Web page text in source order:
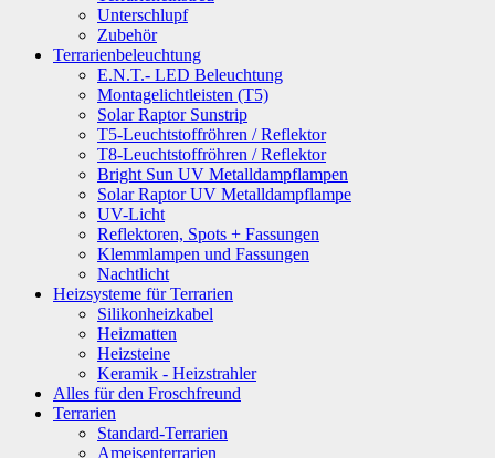
Unterschlupf
Zubehör
Terrarienbeleuchtung
E.N.T.- LED Beleuchtung
Montagelichtleisten (T5)
Solar Raptor Sunstrip
T5-Leuchtstoffröhren / Reflektor
T8-Leuchtstoffröhren / Reflektor
Bright Sun UV Metalldampflampen
Solar Raptor UV Metalldampflampe
UV-Licht
Reflektoren, Spots + Fassungen
Klemmlampen und Fassungen
Nachtlicht
Heizsysteme für Terrarien
Silikonheizkabel
Heizmatten
Heizsteine
Keramik - Heizstrahler
Alles für den Froschfreund
Terrarien
Standard-Terrarien
Ameisenterrarien